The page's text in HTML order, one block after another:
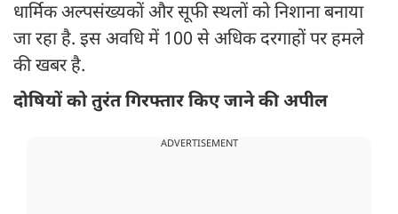
धार्मिक अल्पसंख्यकों और सूफी स्थलों को निशाना बनाया
जा रहा है. इस अवधि में 100 से अधिक दरगाहों पर हमले
की खबर है.
दोषियों को तुरंत गिरफ्तार किए जाने की अपील
ADVERTISEMENT